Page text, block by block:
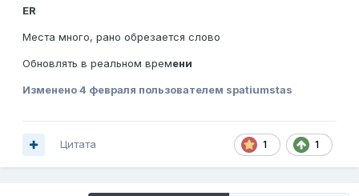
ER
Места много, рано обрезается слово
Обновлять в реальном времени
Изменено4 февраля пользователем spatiumstas
1 1
Цитата